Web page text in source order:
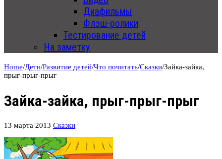
Диафильмы
Флэш-ролики
Тестирование детей
На заметку
Home/Дети/Развитие детей/Что почитать/Сказки/Зайка-зайка,
прыг-прыг-прыг
Зайка-зайка, прыг-прыг-прыг
13 марта 2013 Сказки